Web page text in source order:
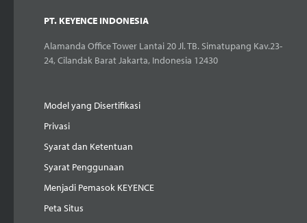
PT. KEYENCE INDONESIA
Alamanda Office Tower Lantai 20 Jl. TB. Simatupang Kav.23-
24, Cilandak Barat Jakarta, Indonesia 12430
Model yang Disertifikasi
Privasi
Syarat dan Ketentuan
Syarat Penggunaan
Menjadi Pemasok KEYENCE
Peta Situs